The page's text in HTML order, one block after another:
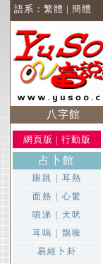
語系： 繁體 | 簡體
八字館
網頁版 | 行動版
占卜館
眼跳
耳熱
面熱
心驚
噴涕
犬吠
耳嗚
鵲噪
易經卜卦